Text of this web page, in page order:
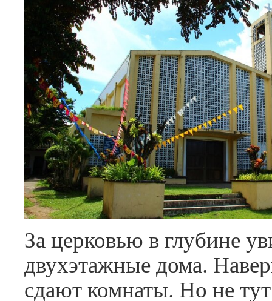
За церковью в глубине
двухэтажные дома.
сдают комнаты. Но не